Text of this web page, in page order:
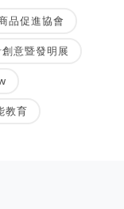
品促進協會
意暨發明展
教育